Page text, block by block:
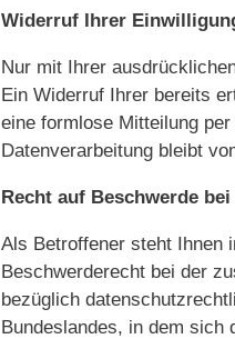
Widerruf Ihrer
Nur mit Ihrer
Ein Widerruf Ihrer bereits
eine formlose Mitteilung
Datenverarbeitung bleibt
Recht auf Beschwerde
Als Betroffener steht Ihnen
Beschwerderecht bei der
bezüglich
Bundeslandes, in dem sich